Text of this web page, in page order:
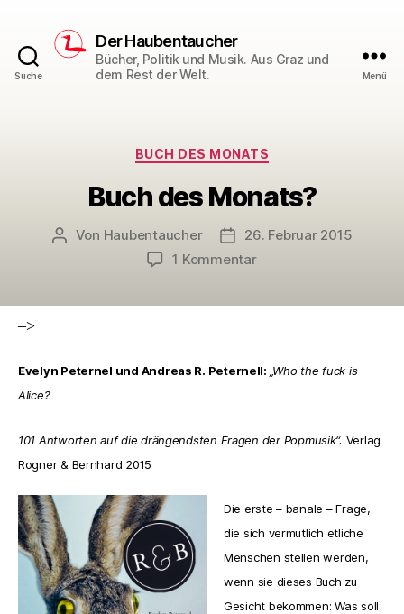
Suche
Der Haubentaucher
Bücher, Politik und Musik. Aus Graz und
dem Rest der Welt.
Menü
Kategorien
BUCH DES MONATS
Buch des Monats?
Beitragsautor
Von Haubentaucher Veröffentlichungsdatum
26. Februar 2015
1 Kommentarzu
–>
Evelyn Peternel und Andreas R. Peternell: „Who the fuck is
Alice?
101 Antworten auf die drängendsten Fragen der Popmusik“. Verlag
Rogner & Bernhard 2015
Die erste – banale – Frage,
die sich vermutlich etliche
Menschen stellen werden,
wenn sie dieses Buch zu
Gesicht bekommen: Was soll